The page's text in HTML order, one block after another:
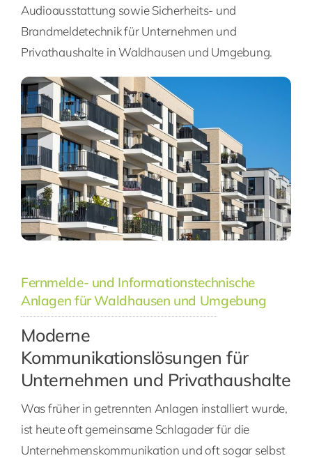
Audioausstattung sowie Sicherheits- und
Brandmeldetechnik für Unternehmen und
Privathaushalte in Waldhausen und Umgebung.
Fernmelde- und Informationstechnische
Anlagen für Waldhausen und Umgebung
Moderne
Kommunikationslösungen für
Unternehmen und Privathaushalte
Was früher in getrennten Anlagen installiert wurde,
ist heute oft gemeinsame Schlagader für die
Unternehmenskommunikation und oft sogar selbst